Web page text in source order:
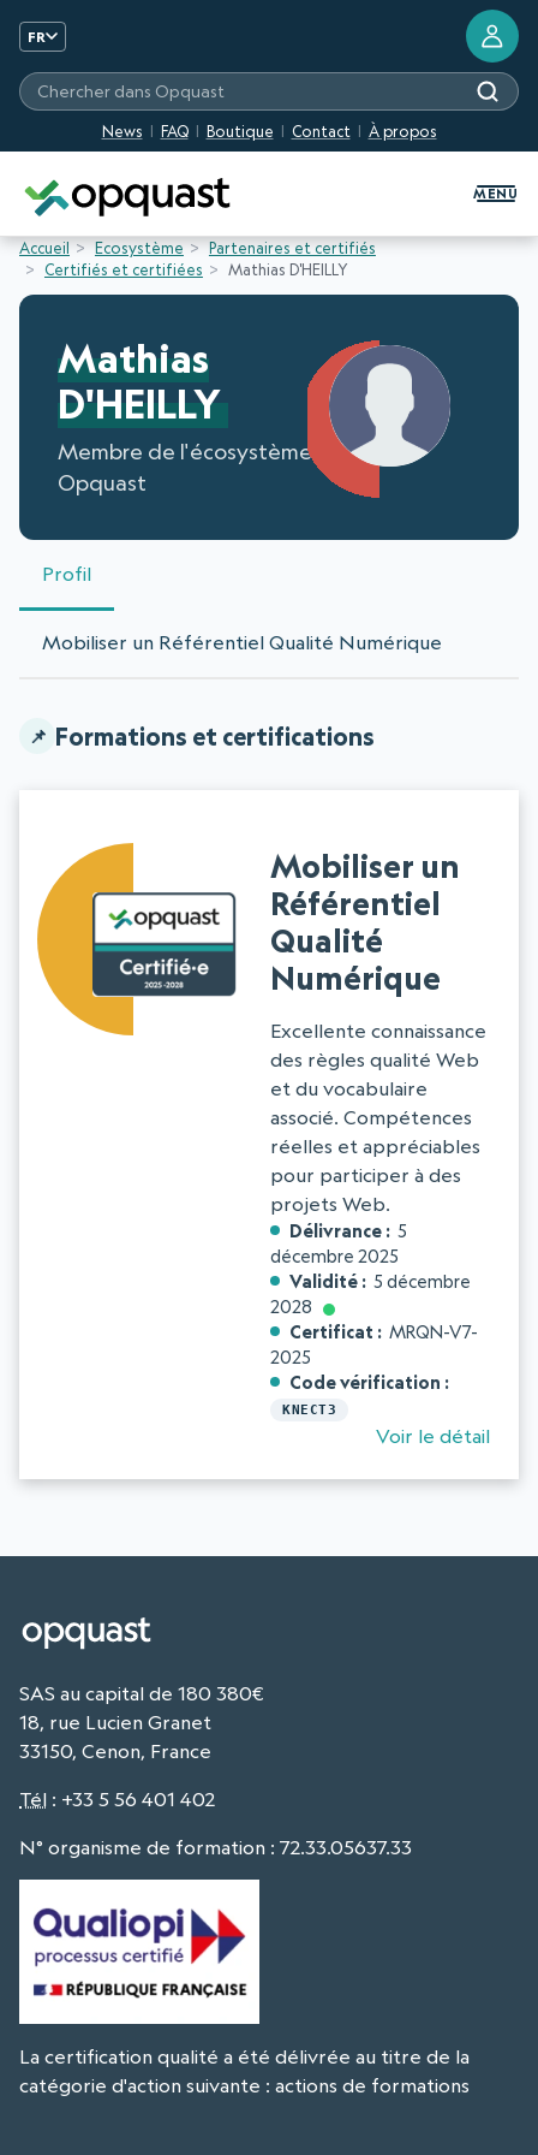
FR
News FAQ Boutique Contact À propos
Chercher dans Opquast
MENU
Accueil Ecosystème
Partenaires et certifiés
Certifiés et certifiées
Mathias D'HEILLY
Mathias
D'HEILLY
Membre de l'écosystème
Opquast
Profil
Mobiliser un Référentiel Qualité Numérique
Formations et certifications
Mobiliser un
Référentiel
Qualité
Numérique
Excellente connaissance
des règles qualité Web
et du vocabulaire
associé. Compétences
réelles et appréciables
pour participer à des
projets Web.
Délivrance
5
décembre 2025
Validité
5 décembre
2028
Certificat
MRQN-V7-
2025
Code vérification
KNECT3
Voir le détail
SAS au capital de 180 380€
18, rue Lucien Granet
33150, Cenon, France
Tél : +33 5 56 401 402
N° organisme de formation : 72.33.05637.33
La certification qualité a été délivrée au titre de la
catégorie d'action suivante : actions de formations